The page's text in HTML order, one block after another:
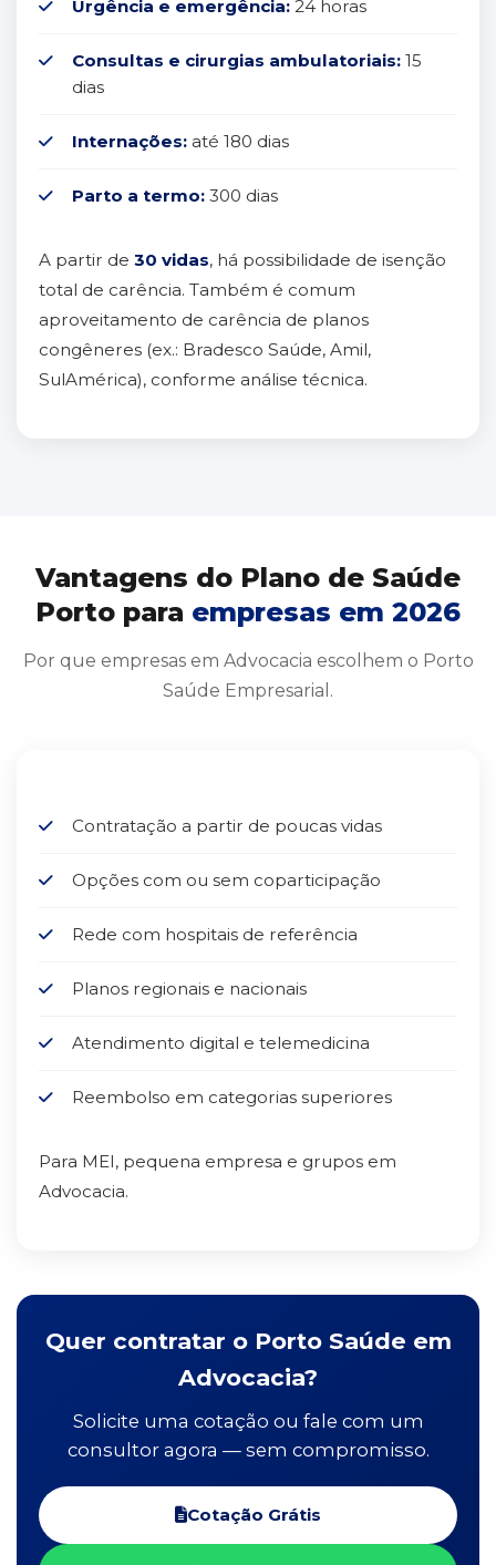
Urgência e emergência: 24 horas
Consultas e cirurgias ambulatoriais: 15
dias
Internações: até 180 dias
Parto a termo: 300 dias
A partir de 30 vidas, há possibilidade de isenção
total de carência. Também é comum
aproveitamento de carência de planos
congêneres (ex.: Bradesco Saúde, Amil,
SulAmérica), conforme análise técnica.
Vantagens do Plano de Saúde
Porto para empresas em 2026
Por que empresas em Advocacia escolhem o Porto
Saúde Empresarial.
Contratação a partir de poucas vidas
Opções com ou sem coparticipação
Rede com hospitais de referência
Planos regionais e nacionais
Atendimento digital e telemedicina
Reembolso em categorias superiores
Para MEI, pequena empresa e grupos em
Advocacia.
Quer contratar o Porto Saúde em
Advocacia?
Solicite uma cotação ou fale com um
consultor agora — sem compromisso.
Cotação Grátis